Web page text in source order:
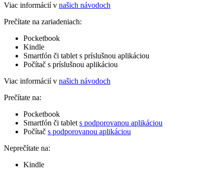
Viac informácií v našich návodoch
Prečítate na zariadeniach:
Pocketbook
Kindle
Smartfón či tablet s príslušnou aplikáciou
Počítač s príslušnou aplikáciou
Viac informácií v našich návodoch
Prečítate na:
Pocketbook
Smartfón či tablet s podporovanou aplikáciou
Počítač s podporovanou aplikáciou
Neprečítate na:
Kindle